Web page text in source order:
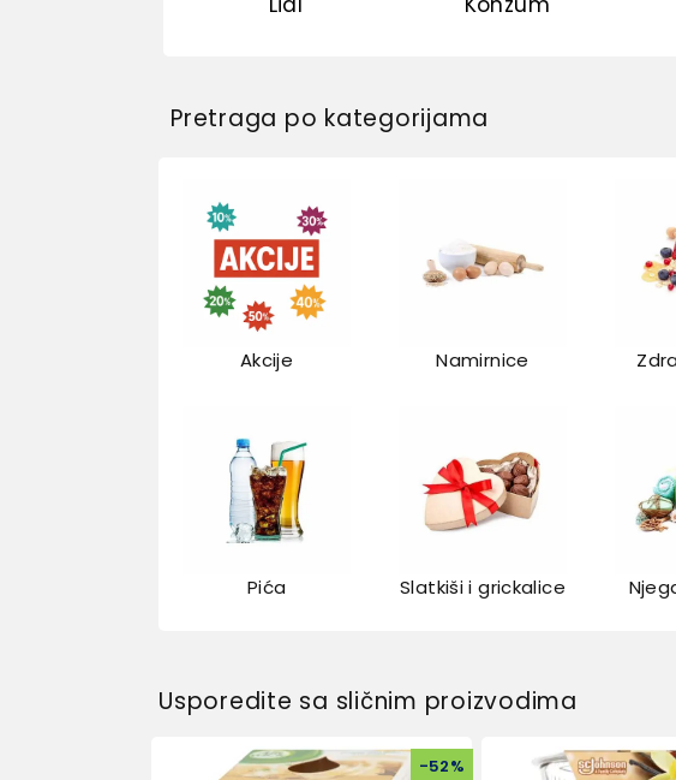
Pretraga po kategorijama
Akcije Namirnice
Pića Slatkiši i grickalice
Usporedite sa sličnim proizvodima
-52%